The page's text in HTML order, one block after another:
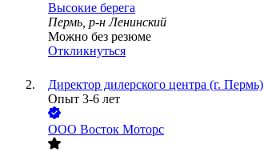
Высокие берега
Пермь, р-н Ленинский
Можно без резюме
Откликнуться
Директор дилерского центра (г. Пермь)
Опыт 3-6 лет
ООО Восток Моторс